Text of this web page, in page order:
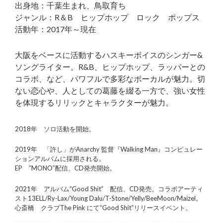
出身地：千葉生まれ、鳥取育ち
ジャンル：R＆B ヒップホップ ロック ポップス
活動年：2017年～現在
大阪をベースに活動するハスキーボイスのシンガー&
ソングライター。R&B、ヒップホップ、ラッパーとの
コラボ、など、パワフルで多彩なボーカルが魅力。切
ない恋心や、人としての葛藤を綴る一方で、強い女性
を体現するリリックとキャラクターが魅力。
2018年 ソロ活動を開始。
2019年 「許し」がAnarchy 監督『Walking Man』コンピュレー
ションアルバムに採用される。
EP ”MONO”配信、CD発売開始。
2021年 アルバム“Good Shit” 配信、CD発売。コラボアーティ
スト13ELL/Ry-Lax/Young Dalu/T-Stone/Yelly/BeeMoon/Maizel。
心斎橋 クラブThe Pink にて“Good Shit”リリースイベント。